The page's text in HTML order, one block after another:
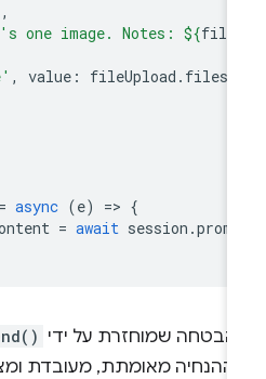
one image. Notes: ${
, value: fileUpload.files
= async e) =
= await session.
שמוחזרת על ידי
מאומתת, מעובדת